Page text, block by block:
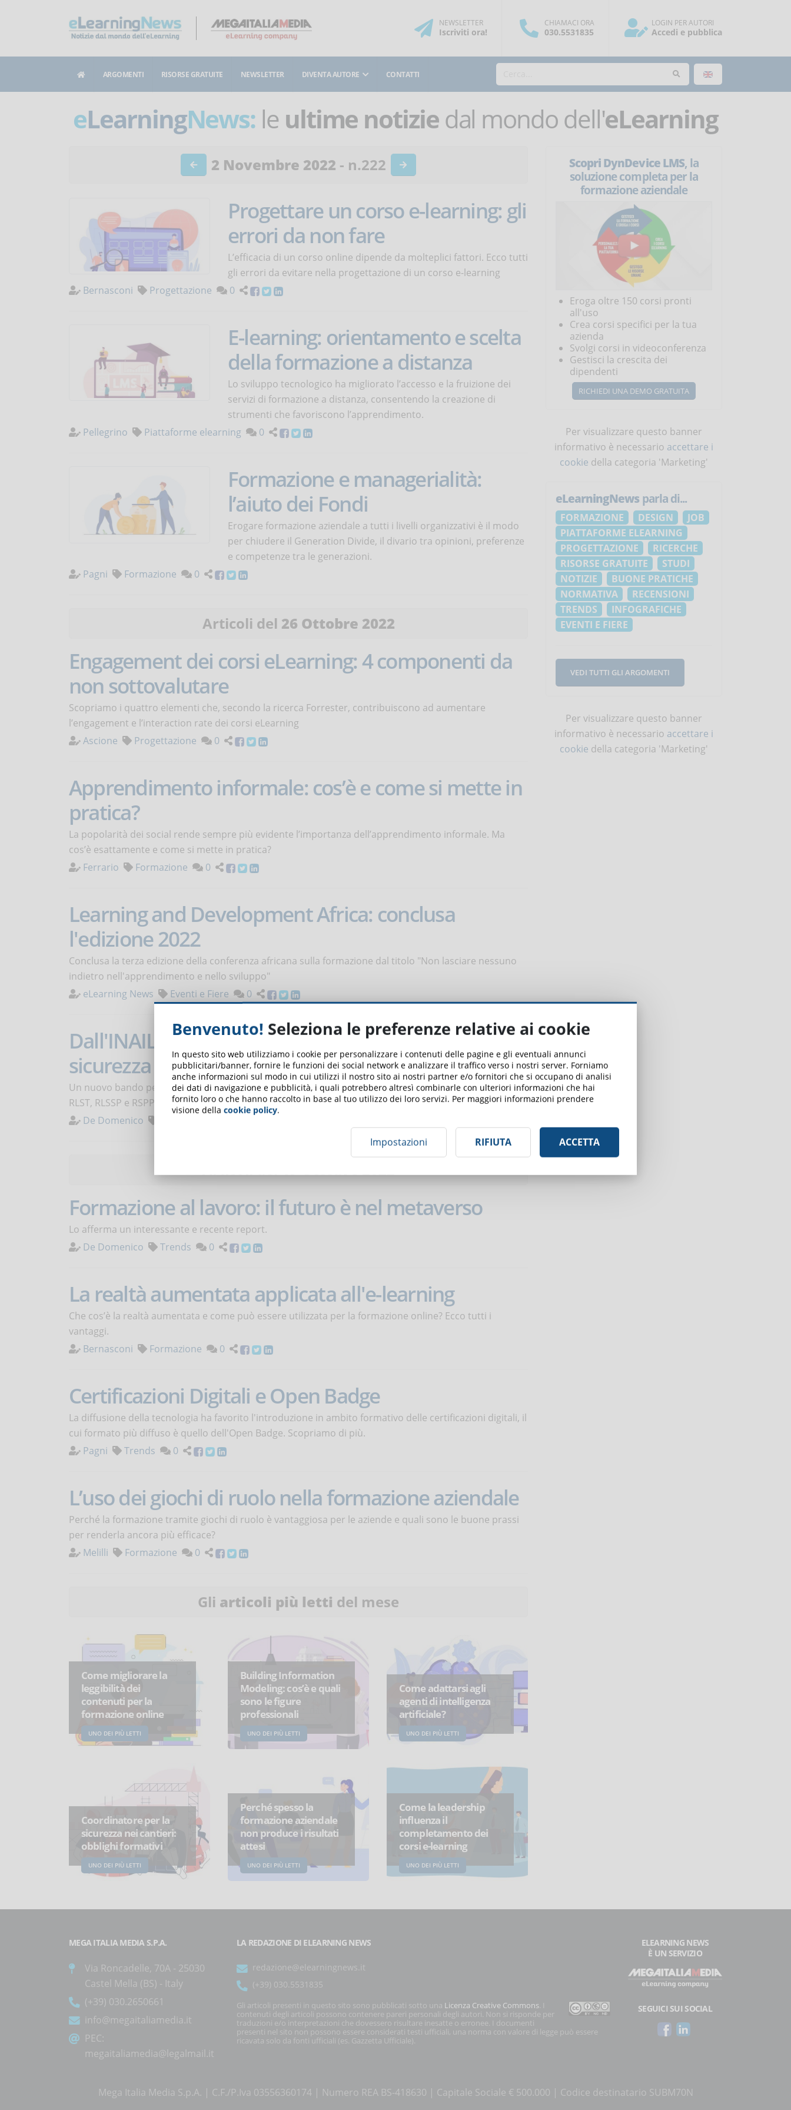
NEWSLETTER
Iscriviti ora!
CHIAMACI ORA
030.5531835
LOGIN PER AUTORI
Accedi e pubblica
ARGOMENTI RISORSE GRATUITE NEWSLETTER DIVENTA AUTORE CONTATTI
eLearningNews: le ultime notiziedal mondo dell'eLearning
2 Novembre 2022 - n.222
Progettare un corso e-learning: gli
errori da non fare
L’efficacia di un corso online dipende da molteplici fattori. Ecco tutti
gli errori da evitare nella progettazione di un corso e-learning
Bernasconi
Progettazione 0
E-learning: orientamento e scelta
della formazione a distanza
Lo sviluppo tecnologico ha migliorato l’accesso e la fruizione dei
servizi di formazione a distanza, consentendo la creazione di
strumenti che favoriscono l’apprendimento.
Pellegrino
Piattaforme elearning 0
Formazione e managerialità:
l’aiuto dei Fondi
Erogare formazione aziendale a tutti i livelli organizzativi è il modo
per chiudere il Generation Divide, il divario tra opinioni, preferenze
e competenze tra le generazioni.
Pagni
Formazione 0
Articoli del 26 Ottobre 2022
Engagement dei corsi eLearning: 4 componenti da
non sottovalutare
Scopriamo i quattro elementi che, secondo la ricerca Forrester, contribuiscono ad aumentare
l’engagement e l’interaction rate dei corsi eLearning
Ascione
Progettazione 0
Apprendimento informale: cos’è e come si mette in
pratica?
La popolarità dei social rende sempre più evidente l’importanza dell’apprendimento informale. Ma
cos’è esattamente e come si mette in pratica?
Ferrario
Formazione 0
Learning and Development Africa: conclusa
l'edizione 2022
Conclusa la terza edizione della conferenza africana sulla formazione dal titolo "Non lasciare nessuno
indietro nell'apprendimento e nello sviluppo"
eLearning News
Eventi e Fiere 0
Dall'INAIL 14 milioni per la formazione sulla salute e
sicurezza
Un nuovo bando per finanziare interventi formativi e aggiornamenti tematici destinati a lavoratori, RLS,
RLST, RLSSP e RSPP.
De Domenico
Articoli del 19 Ottobre 2022
Formazione al lavoro: il futuro è nel metaverso
Lo afferma un interessante e recente report.
De Domenico
Trends 0
La realtà aumentata applicata all'e-learning
Che cos’è la realtà aumentata e come può essere utilizzata per la formazione online? Ecco tutti i
vantaggi.
Bernasconi
Formazione 0
Certificazioni Digitali e Open Badge
La diffusione della tecnologia ha favorito l'introduzione in ambito formativo delle certificazioni digitali, il
cui formato più diffuso è quello dell'Open Badge. Scopriamo di più.
Pagni
Trends 0
L’uso dei giochi di ruolo nella formazione aziendale
Perché la formazione tramite giochi di ruolo è vantaggiosa per le aziende e quali sono le buone prassi
per renderla ancora più efficace?
Melilli
Formazione 0
Gli articoli più letti del mese
Come migliorare la
leggibilità dei
contenuti per la
formazione online
UNO DEI PIÙ LETTI
Building Information
Modeling: cos’è e quali
sono le figure
professionali
UNO DEI PIÙ LETTI
Come adattarsi agli
agenti di intelligenza
artificiale?
UNO DEI PIÙ LETTI
Coordinatore per la
sicurezza nei cantieri:
obblighi formativi
UNO DEI PIÙ LETTI
Perché spesso la
formazione aziendale
non produce i risultati
attesi
UNO DEI PIÙ LETTI
Come la leadership
influenza il
completamento dei
corsi e-learning
UNO DEI PIÙ LETTI
Scopri DynDevice LMS, la
soluzione completa per la
formazione aziendale
Eroga oltre 150 corsi pronti
all'uso
Crea corsi specifici per la tua
azienda
Svolgi corsi in videoconferenza
Gestisci la crescita dei
dipendenti
RICHIEDI UNA DEMO GRATUITA
Per visualizzare questo banner
informativo è necessario accettare i
cookie della categoria 'Marketing'
eLearningNews parla di...
FORMAZIONE DESIGN
JOB
PIATTAFORME ELEARNING
PROGETTAZIONE
RICERCHE
RISORSE GRATUITE
STUDI
NOTIZIE
BUONE PRATICHE
NORMATIVA
RECENSIONI
TRENDS
INFOGRAFICHE
EVENTI E FIERE
VEDI TUTTI GLI ARGOMENTI
Per visualizzare questo banner
informativo è necessario accettare i
cookie della categoria 'Marketing'
MEGA ITALIA MEDIA S.P.A.
Via Roncadelle, 70A - 25030
Castel Mella (BS) - Italy
(+39) 030.2650661
info@megaitaliamedia.it
PEC:
megaitaliamedia@legalmail.it
LA REDAZIONE DI ELEARNING NEWS
redazione@elearningnews.it
(+39) 030.5531835
Gli articoli presenti in questo sito sono pubblicati sotto una Licenza Creative Commons. I
contenuti degli articoli possono contenere pareri personali degli autori. Non si risponde per
traduzioni e/o interpretazioni che dovessero risultare inesatte o erronee. I documenti
presenti nel sito non possono essere considerati testi ufficiali, una norma con valore di legge può essere
ricavata solo da fonti ufficiali (es. Gazzetta Ufficiale).
ELEARNING NEWS
È UN SERVIZIO
SEGUICI SUI SOCIAL
Mega Italia Media S.p.A. | C.F./P.Iva 03556360174 | Numero REA BS-418630 | Capitale Sociale € 500.000 | Codice destinatario SUBM70N
Benvenuto! Seleziona le preferenze relative ai cookie
In questo sito web utilizziamo i cookie per personalizzare i contenuti delle pagine e gli eventuali annunci
pubblicitari/banner, fornire le funzioni dei social network e analizzare il traffico verso i nostri server. Forniamo
anche informazioni sul modo in cui utilizzi il nostro sito ai nostri partner e/o fornitori che si occupano di analisi
dei dati di navigazione e pubblicità, i quali potrebbero altresì combinarle con ulteriori informazioni che hai
fornito loro o che hanno raccolto in base al tuo utilizzo dei loro servizi. Per maggiori informazioni prendere
visione della cookie policy.
Impostazioni RIFIUTA ACCETTA